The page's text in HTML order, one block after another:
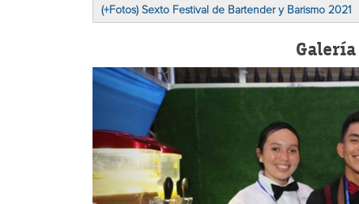
(+Fotos) Sexto Festival de Bartender y Barismo 2021